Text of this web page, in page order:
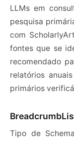
LLMs em
pesquisa
com
fontes que se
recomendado
relatórios
primários
Tipo de